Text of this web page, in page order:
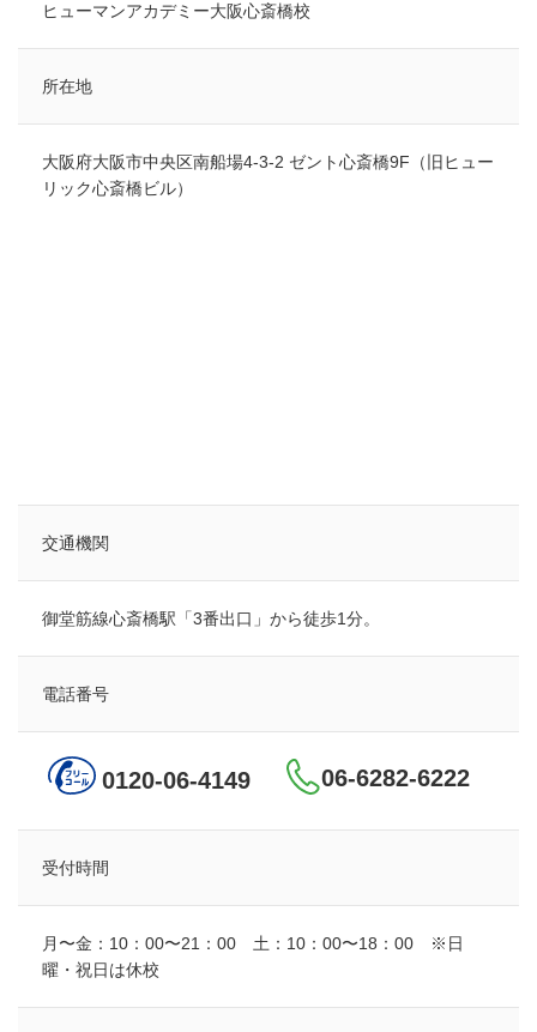
ヒューマンアカデミー大阪心斎橋校
所在地
大阪府大阪市中央区南船場4-3-2 ゼント心斎橋9F（旧ヒュー
リック心斎橋ビル）
交通機関
御堂筋線心斎橋駅「3番出口」から徒歩1分。
電話番号
0120-06-4149 06-6282-6222
受付時間
月〜金：10：00〜21：00 土：10：00〜18：00 ※日
曜・祝日は休校